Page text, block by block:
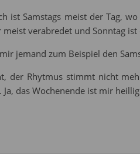
ist Samstags meist der Tag,
meist verabredet und Sonntag
jemand zum Beispiel den
der Rhytmus stimmt nicht
Ja, das Wochenende ist mir